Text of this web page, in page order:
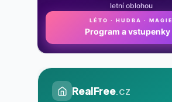
letní oblohou
LÉTO · HUDBA · MAGIE
Program a vstupenky
RealFree.cz